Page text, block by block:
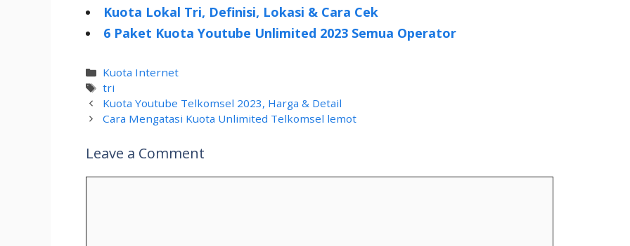
Kuota Lokal Tri, Definisi, Lokasi & Cara Cek
6 Paket Kuota Youtube Unlimited 2023 Semua Operator
Categories
Kuota Internet
Tags
tri
Kuota Youtube Telkomsel 2023, Harga & Detail
Cara Mengatasi Kuota Unlimited Telkomsel lemot
Leave a Comment